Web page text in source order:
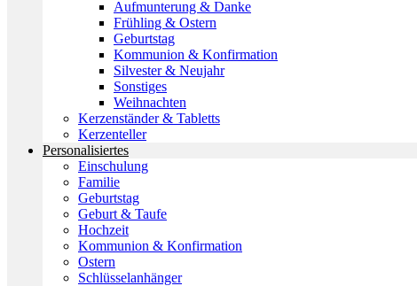
Aufmunterung & Danke
Frühling & Ostern
Geburtstag
Kommunion & Konfirmation
Silvester & Neujahr
Sonstiges
Weihnachten
Kerzenständer & Tabletts
Kerzenteller
Personalisiertes
Einschulung
Familie
Geburtstag
Geburt & Taufe
Hochzeit
Kommunion & Konfirmation
Ostern
Schlüsselanhänger